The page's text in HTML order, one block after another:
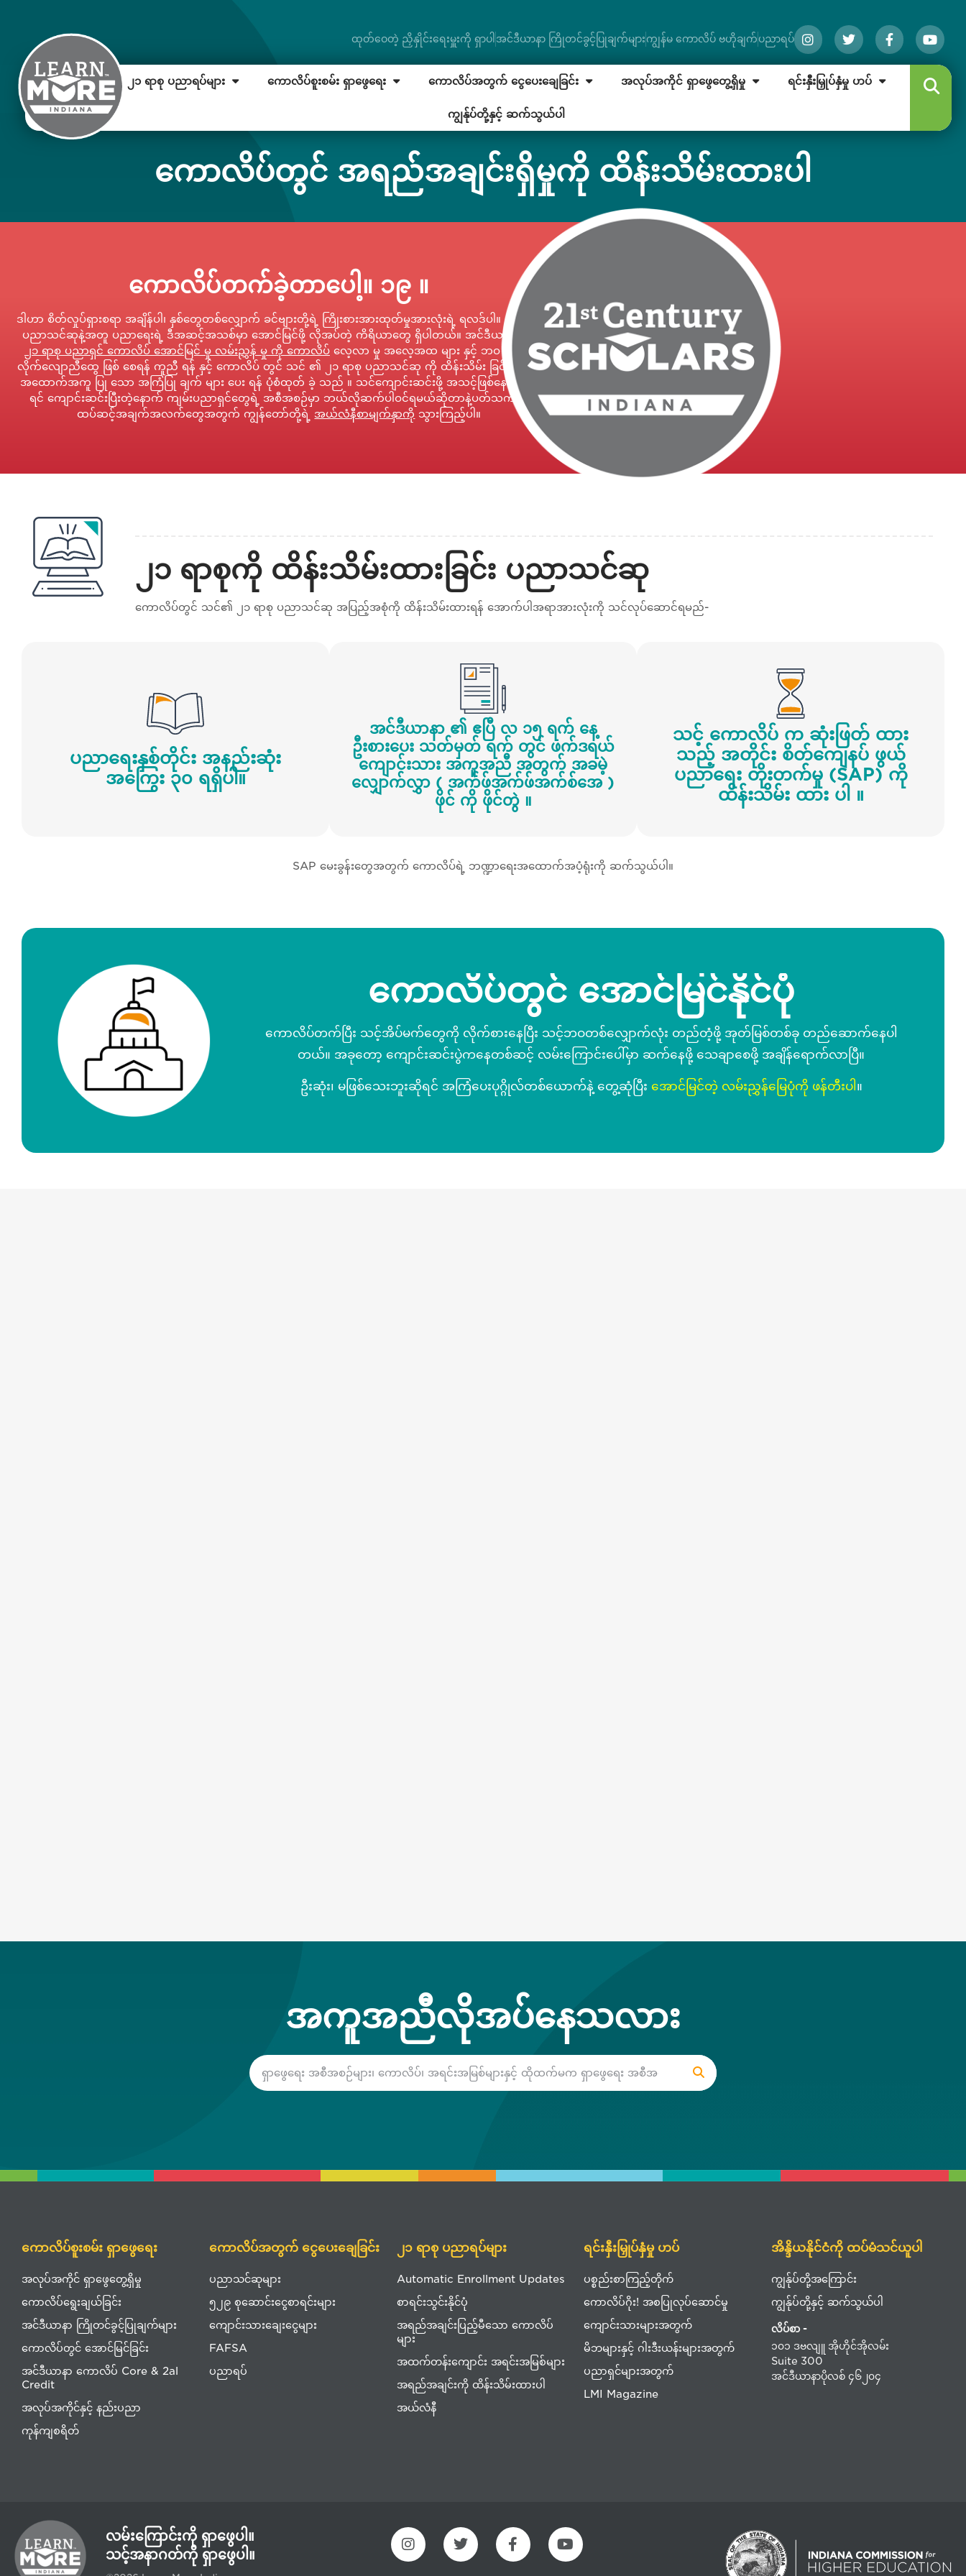
ထုတ်ဝေတဲ့ ညှိနှိုင်းရေးမှူးကို ရှာပါ အင်ဒီယာနာ ကြိုတင်ခွင့်ပြုချက်များကျွန်မ ကောလိပ် ဗဟိုချက်ပညာရပ်
၂၁ ရာစု ပညာရပ်များ ကောလိပ်စူးစမ်း ရှာဖွေရေး ကောလိပ်အတွက် ငွေပေးချေခြင်း အလုပ်အကိုင် ရှာဖွေတွေ့ရှိမှု ရင်းနှီးမြှုပ်နှံမှု ဟပ်
ကျွန်ုပ်တို့နှင့် ဆက်သွယ်ပါ
ကောလိပ်တွင် အရည်အချင်းရှိမှုကို ထိန်းသိမ်းထားပါ
ကောလိပ်တက်ခဲ့တာပေါ့။ ၁၉ ။
ဒါဟာ စိတ်လှုပ်ရှားစရာ အချိန်ပါ၊ နှစ်တွေတစ်လျှောက် ခင်ဗျားတို့ရဲ့ ကြိုးစားအားထုတ်မှုအားလုံးရဲ့ ရလဒ်ပါ။ ၂၁ ရာစု
ပညာသင်ဆုနဲ့အတူ ပညာရေးရဲ့ ဒီအဆင့်အသစ်မှာ အောင်မြင်ဖို့ လိုအပ်တဲ့ ကိရိယာတွေ ရှိပါတယ်။ အင်ဒီယာနာ ၏
၂၁ ရာစု ပညာရှင် ကောလိပ် အောင်မြင် မှု လမ်းညွှန် မှု ကို ကောလိပ်လေ့လာ မှု အလေ့အထ များ နှင့် ဘဝ ပုံစံ ကို
လိုက်လျောညီထွေ ဖြစ် စေရန် ကူညီ ရန် နှင့် ကောလိပ် တွင် သင် ၏ ၂၁ ရာစု ပညာသင်ဆု ကို ထိန်းသိမ်း ခြင်း အပေါ်
အထောက်အကူ ပြု သော အကြံပြု ချက် များ ပေး ရန် ပုံစံထုတ် ခဲ့ သည် ။ သင်ကျောင်းဆင်းဖို့ အသင့်ဖြစ်နေမယ်ဆို
ရင် ကျောင်းဆင်းပြီးတဲ့နောက် ကျမ်းပညာရှင်တွေရဲ့ အစီအစဉ်မှာ ဘယ်လိုဆက်ပါဝင်ရမယ်ဆိုတာနဲ့ပတ်သက်ပြီး
ထပ်ဆင့်အချက်အလက်တွေအတွက် ကျွန်တော်တို့ရဲ့ အယ်လံနီစာမျက်နှာကို သွားကြည့်ပါ။
၂၁ ရာစုကို ထိန်းသိမ်းထားခြင်း ပညာသင်ဆု
ကောလိပ်တွင် သင်၏ ၂၁ ရာစု ပညာသင်ဆု အပြည့်အစုံကို ထိန်းသိမ်းထားရန် အောက်ပါအရာအားလုံးကို သင်လုပ်ဆောင်ရမည်-
ပညာရေးနှစ်တိုင်း အနည်းဆုံး
အကြွေး ၃၀ ရရှိပါ။
အင်ဒီယာနာ ၏ ဧပြီ လ ၁၅ ရက် နေ့
ဦးစားပေး သတ်မှတ် ရက် တွင် ဖက်ဒရယ်
ကျောင်းသား အကူအညီ အတွက် အခမဲ့
လျှောက်လွှာ ( အက်ဖ်အက်ဖ်အက်စ်အေ )
ဖိုင် ကို ဖိုင်တွဲ ။
သင့် ကောလိပ် က ဆုံးဖြတ် ထား
သည့် အတိုင်း စိတ်ကျေနပ် ဖွယ်
ပညာရေး တိုးတက်မှု (SAP) ကို
ထိန်းသိမ်း ထား ပါ ။
SAP မေးခွန်းတွေအတွက် ကောလိပ်ရဲ့ ဘဏ္ဍာရေးအထောက်အပံ့ရုံးကို ဆက်သွယ်ပါ။
ကောလိပ်တွင် အောင်မြင်နိုင်ပုံ
ကောလိပ်တက်ပြီး သင့်အိပ်မက်တွေကို လိုက်စားနေပြီး သင့်ဘဝတစ်လျှောက်လုံး တည်တံ့ဖို့ အုတ်မြစ်တစ်ခု တည်ဆောက်နေပါ
တယ်။ အခုတော့ ကျောင်းဆင်းပွဲကနေတစ်ဆင့် လမ်းကြောင်းပေါ်မှာ ဆက်နေဖို့ သေချာစေဖို့ အချိန်ရောက်လာပြီ။
ဦးဆုံး၊ မဖြစ်သေးဘူးဆိုရင် အကြံပေးပုဂ္ဂိုလ်တစ်ယောက်နဲ့ တွေ့ဆုံပြီး အောင်မြင်တဲ့ လမ်းညွှန်မြေပုံကို ဖန်တီးပါ ။
အကူအညီလိုအပ်နေသလား
ကောလိပ်စူးစမ်း ရှာဖွေရေး
အလုပ်အကိုင် ရှာဖွေတွေ့ရှိမှု
ကောလိပ်ရွေးချယ်ခြင်း
အင်ဒီယာနာ ကြိုတင်ခွင့်ပြုချက်များ
ကောလိပ်တွင် အောင်မြင်ခြင်း
အင်ဒီယာနာ ကောလိပ် Core & 2al
Credit
အလုပ်အကိုင်နှင့် နည်းပညာ
ကုန်ကျစရိတ်
ကောလိပ်အတွက် ငွေပေးချေခြင်း
ပညာသင်ဆုများ
၅၂၉ စုဆောင်းငွေစာရင်းများ
ကျောင်းသားချေးငွေများ
FAFSA
ပညာရပ်
၂၁ ရာစု ပညာရပ်များ
Automatic Enrollment Updates
စာရင်းသွင်းနိုင်ပုံ
အရည်အချင်းပြည့်မီသော ကောလိပ်
များ
အထက်တန်းကျောင်း အရင်းအမြစ်များ
အရည်အချင်းကို ထိန်းသိမ်းထားပါ
အယ်လံနီ
ရင်းနှီးမြှုပ်နှံမှု ဟပ်
ပစ္စည်းစာကြည့်တိုက်
ကောလိပ်ဂိုး! အစပြုလုပ်ဆောင်မှု
ကျောင်းသားများအတွက်
မိဘများနှင့် ဂါးဒီးယန်းများအတွက်
ပညာရှင်များအတွက်
LMI Magazine
အိန္ဒိယနိုင်ငံကို ထပ်မံသင်ယူပါ
ကျွန်ုပ်တို့အကြောင်း
ကျွန်ုပ်တို့နှင့် ဆက်သွယ်ပါ
လိပ်စာ -
၁၀၁ ဒဗလျူ အိုဟိုင်အိုလမ်း
Suite 300
အင်ဒီယာနာပိုလစ် ၄၆၂၀၄
လမ်းကြောင်းကို ရှာဖွေပါ။
သင့်အနာဂတ်ကို ရှာဖွေပါ။